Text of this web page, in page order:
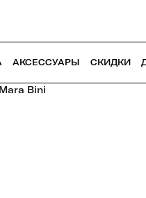
АКСЕССУАРЫ СКИДКИ
Bini